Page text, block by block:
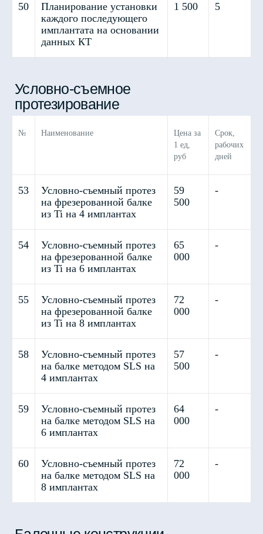
50
Планирование установки
каждого последующего
имплантата на основании
данных КТ
1 500 5
№ Наименование
Цена за
1 ед,
руб
Срок,
рабочих
дней
53
Условно-съемный протез
на фрезерованной балке
из Ti на 4 имплантах
59
500
-
54
Условно-съемный протез
на фрезерованной балке
из Ti на 6 имплантах
65
000
-
55
Условно-съемный протез
на фрезерованной балке
из Ti на 8 имплантах
72
000
-
58
Условно-съемный протез
на балке методом SLS на
4 имплантах
57
500
-
59
Условно-съемный протез
на балке методом SLS на
6 имплантах
64
000
-
60
Условно-съемный протез
на балке методом SLS на
8 имплантах
72
000
-
Прочие услуги